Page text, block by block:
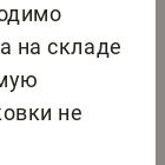
на складе
не